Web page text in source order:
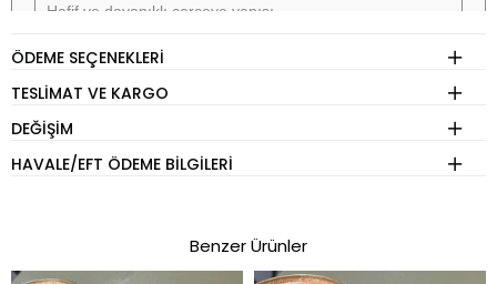
Hafif ve dayanıklı çerçeve yapısı
Çizilmeye karşı dayanıklı lensler
BEDEN REHBERİ
ÖDEME SEÇENEKLERI
TESLIMAT VE KARGO
DEĞIŞIM
HAVALE/EFT ÖDEME BILGILERI
Benzer Ürünler